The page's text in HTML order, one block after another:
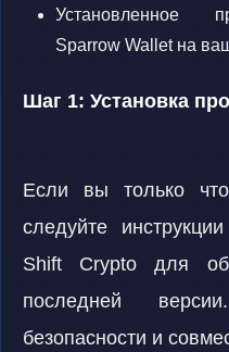
Установленное
Sparrow Wallet на
Шаг 1: Установка
Если вы только что
следуйте
Shift Crypto для
последней
безопасности и